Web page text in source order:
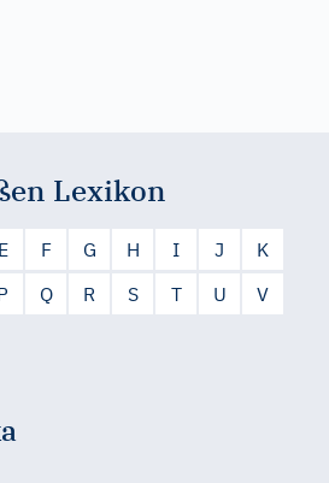
Lexikon
E F G H I J
K
Q R S T U
V